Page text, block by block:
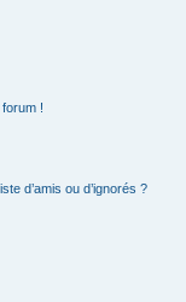
!
d’amis ou d’ignorés ?